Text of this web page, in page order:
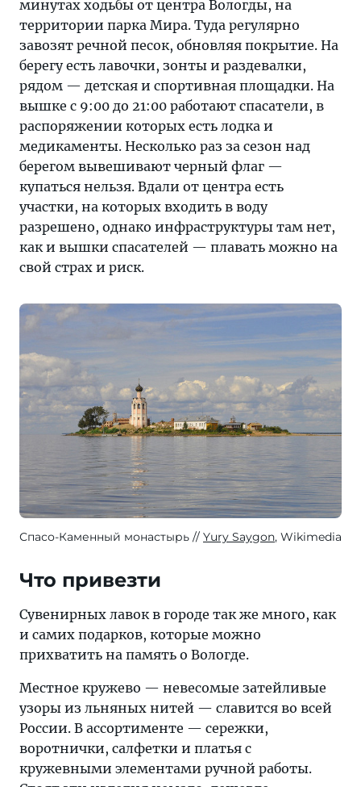
минутах ходьбы от центра Вологды, на
территории парка Мира. Туда регулярно
завозят речной песок, обновляя покрытие. На
берегу есть лавочки, зонты и раздевалки,
рядом — детская и спортивная площадки. На
вышке с 9:00 до 21:00 работают спасатели, в
распоряжении которых есть лодка и
медикаменты. Несколько раз за сезон над
берегом вывешивают черный флаг —
купаться нельзя. Вдали от центра есть
участки, на которых входить в воду
разрешено, однако инфраструктуры там нет,
как и вышки спасателей — плавать можно на
свой страх и риск.
Спасо-Каменный монастырь Yury Saygon, Wikimedia
Что привезти
Сувенирных лавок в городе так же много, как
и самих подарков, которые можно
прихватить на память о Вологде.
Местное кружево — невесомые затейливые
узоры из льняных нитей — славится во всей
России. В ассортименте — сережки,
воротнички, салфетки и платья с
кружевными элементами ручной работы.